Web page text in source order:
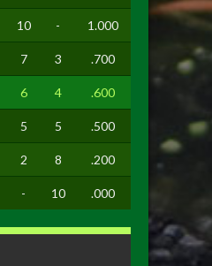
10 - 1.000
7 3 .700
6 4 .600
5 5 .500
2 8 .200
- 10 .000